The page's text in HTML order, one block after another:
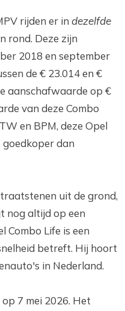
rijden er in dezelfde
rond. Deze zijn
2018 en september
de € 23.014 en €
aanschafwaarde op €
van deze Combo
en BPM, deze Opel
goedkoper dan
uit de grond,
nog altijd op een
Combo Life is een
betreft. Hij hoort
in Nederland.
7 mei 2026. Het